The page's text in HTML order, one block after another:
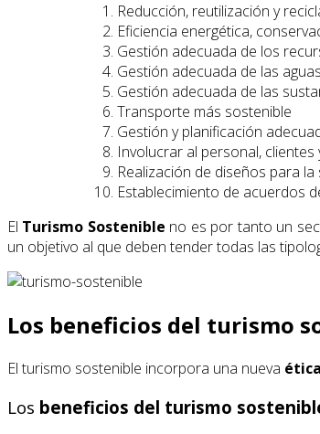
Reducción, reutilización y
Eficiencia energética,
Gestión adecuada de los
Gestión adecuada de las
Gestión adecuada de las
Transporte más sostenible
Gestión y planificación
Involucrar al personal,
Realización de diseños para
Establecimiento de acuerdos
El Turismo Sostenible no es por tanto un
un objetivo al que deben tender todas las
Los beneficios del turismo
El turismo sostenible incorpora una nueva
Los beneficios del turismo